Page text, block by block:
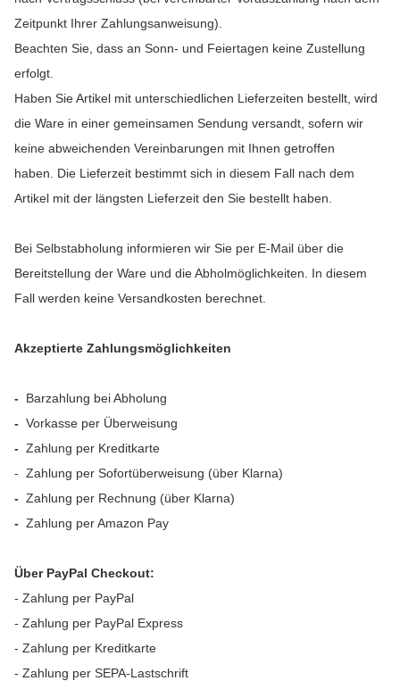
Zeitpunkt Ihrer Zahlungsanweisung).
Beachten Sie, dass an Sonn- und Feiertagen keine Zustellung
erfolgt.
Haben Sie Artikel mit unterschiedlichen Lieferzeiten bestellt, wird
die Ware in einer gemeinsamen Sendung versandt, sofern wir
keine abweichenden Vereinbarungen mit Ihnen getroffen
haben.
Die Lieferzeit bestimmt sich in diesem Fall nach dem
Artikel mit der längsten Lieferzeit den Sie bestellt haben.
Bei Selbstabholung informieren wir Sie per E-Mail über die
Bereitstellung der Ware und die Abholmöglichkeiten. In diesem
Fall werden keine Versandkosten berechnet.
Akzeptierte Zahlungsmöglichkeiten
- Barzahlung bei Abholung
- Vorkasse per Überweisung
- Zahlung per Kreditkarte
- Zahlung per Sofortüberweisung (über Klarna)
- Zahlung per Rechnung (über Klarna)
- Zahlung per Amazon Pay
Über PayPal Checkout:
- Zahlung per PayPal
- Zahlung per PayPal Express
- Zahlung per Kreditkarte
- Zahlung per SEPA-Lastschrift